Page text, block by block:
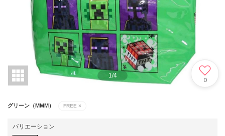
1 /4
0
グリーン（MMM） FREE ×
バリエーション